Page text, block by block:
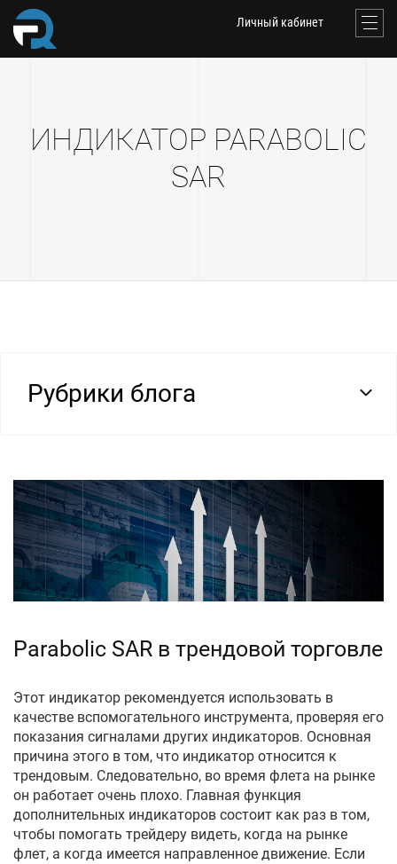
Личный кабинет
ИНДИКАТОР PARABOLIC
SAR
Рубрики блога
Parabolic SAR в трендовой торговле
Этот индикатор рекомендуется использовать в
качестве вспомогательного инструмента, проверяя его
показания сигналами других индикаторов. Основная
причина этого в том, что индикатор относится к
трендовым. Следовательно, во время флета на рынке
он работает очень плохо. Главная функция
дополнительных индикаторов состоит как раз в том,
чтобы помогать трейдеру видеть, когда на рынке
флет, а когда имеется направленное движение. Если